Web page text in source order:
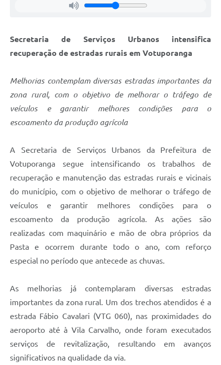
Secretaria de Serviços Urbanos intensifica
recuperação de estradas rurais em Votuporanga
Melhorias contemplam diversas estradas importantes da
zona rural, com o objetivo de melhorar o tráfego de
veículos e garantir melhores condições para o
escoamento da produção agrícola
A Secretaria de Serviços Urbanos da Prefeitura de
Votuporanga segue intensificando os trabalhos de
recuperação e manutenção das estradas rurais e vicinais
do município, com o objetivo de melhorar o tráfego de
veículos e garantir melhores condições para o
escoamento da produção agrícola. As ações são
realizadas com maquinário e mão de obra próprios da
Pasta e ocorrem durante todo o ano, com reforço
especial no período que antecede as chuvas.
As melhorias já contemplaram diversas estradas
importantes da zona rural. Um dos trechos atendidos é a
estrada Fábio Cavalari (VTG 060), nas proximidades do
aeroporto até à Vila Carvalho, onde foram executados
serviços de revitalização, resultando em avanços
significativos na qualidade da via.